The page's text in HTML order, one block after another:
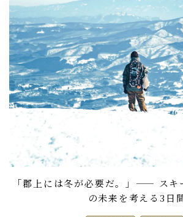
「郡上には冬が必要だ。」—— スキ
の未来を考える3日